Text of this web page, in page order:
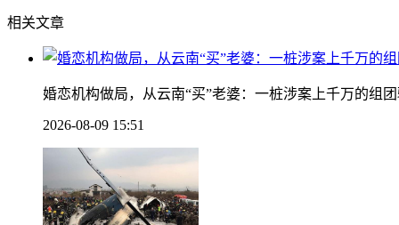
相关文章
婚恋机构做局，从云南“买”老婆：一桩涉案上千万的组
2026-08-09 15:51